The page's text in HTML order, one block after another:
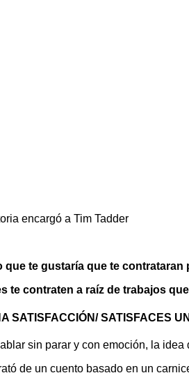
encargó a Tim Tadder
te gustaría que te contrataran
te contraten a raíz de trabajos
SATISFACCIÓN/ SATISFACES
sin parar y con emoción, la
de un cuento basado en un